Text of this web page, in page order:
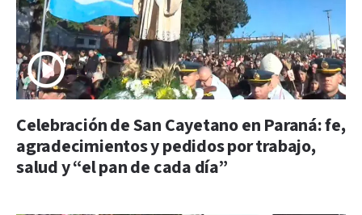
Celebración de San Cayetano en Paraná: fe,
agradecimientos y pedidos por trabajo,
salud y “el pan de cada día”